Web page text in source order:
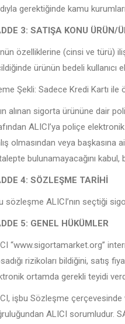
gerektiğinde kamu
3: SATIŞA KONU ÜRÜN/
özelliklerine (cinsi ve türü)
ürünün bedeli kullanıcı
Şekli: Sadece Kredi Kartı
alınan sigorta ürününe dair
ALICI’ya poliçe
olmasından veya başkasına
bulunamayacağını kabul,
4: SÖZLEŞME TARİHİ
sözleşme ALICI’nın seçtiği
5: GENEL HÜKÜMLER
“www.sigortamarket.org”
rizikoları bildiğini, satış
ortamda gerekli teyidi
işbu Sözleşme
ALICI sorumludur.